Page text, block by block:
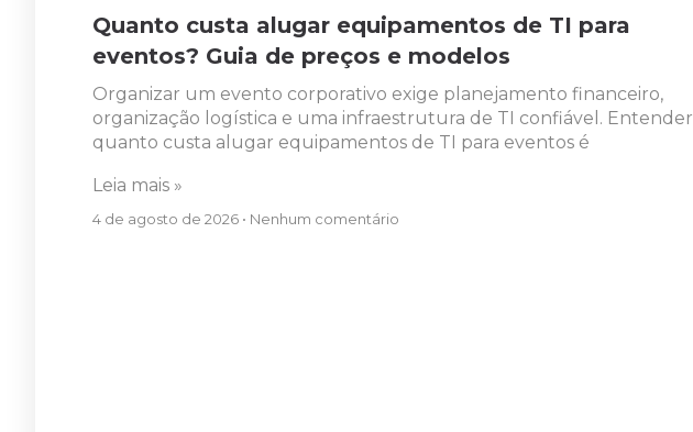
Quanto custa alugar equipamentos de TI para
eventos? Guia de preços e modelos
Organizar um evento corporativo exige planejamento financeiro,
organização logística e uma infraestrutura de TI confiável. Entender
quanto custa alugar equipamentos de TI para eventos é
Leia mais »
4 de agosto de 2026 Nenhum comentário